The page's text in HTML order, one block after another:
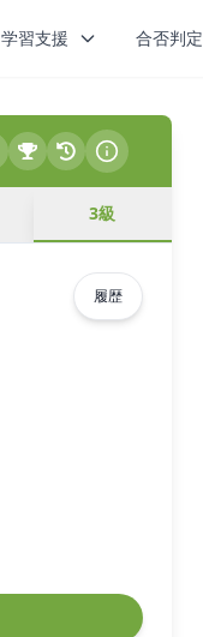
学習支援 合否判定
3級
履歴